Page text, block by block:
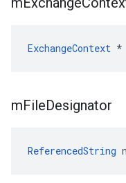
ExchangeContext *
mFileDesignator
ReferencedString